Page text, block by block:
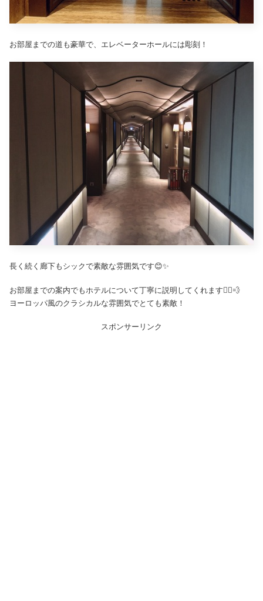
お部屋までの道も豪華で、エレベーターホールには彫刻！
長く続く廊下もシックで素敵な雰囲気です😊✨
お部屋までの案内でもホテルについて丁寧に説明してくれます🏃‍♂️💨
ヨーロッパ風のクラシカルな雰囲気でとても素敵！
スポンサーリンク